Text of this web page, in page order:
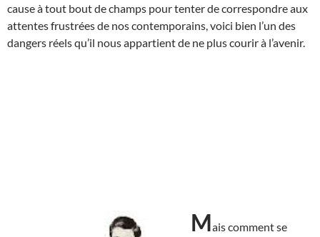
cause à tout bout de champs pour tenter de correspondre aux
attentes frustrées de nos contemporains, voici bien l’un des
dangers réels qu’il nous appartient de ne plus courir à l’avenir.
Mais comment se